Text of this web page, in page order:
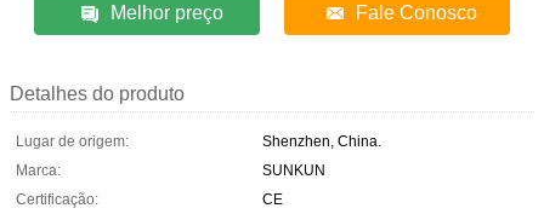
Melhor preço Fale Conosco
Detalhes do produto
Lugar de origem:
Shenzhen, China.
Marca:
SUNKUN
Certificação:
CE